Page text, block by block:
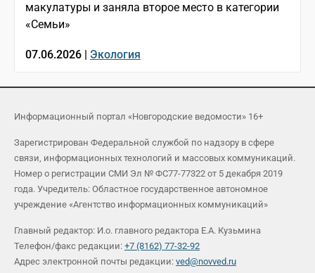
макулатуры и заняла второе место в категории
«Семьи»
07.06.2026 | Экология
Информационный портал «Новгородские ведомости» 16+
Зарегистрирован Федеральной службой по надзору в сфере
связи, информационных технологий и массовых коммуникаций.
Номер о регистрации СМИ Эл № ФС77-77322 от 5 декабря 2019
года. Учредитель: Областное государственное автономное
учреждение «Агентство информационных коммуникаций»
Главный редактор: И.о. главного редактора Е.А. Кузьмина
Телефон/факс редакции: +7 (8162) 77-32-92
Адрес электронной почты редакции: ved@novved.ru